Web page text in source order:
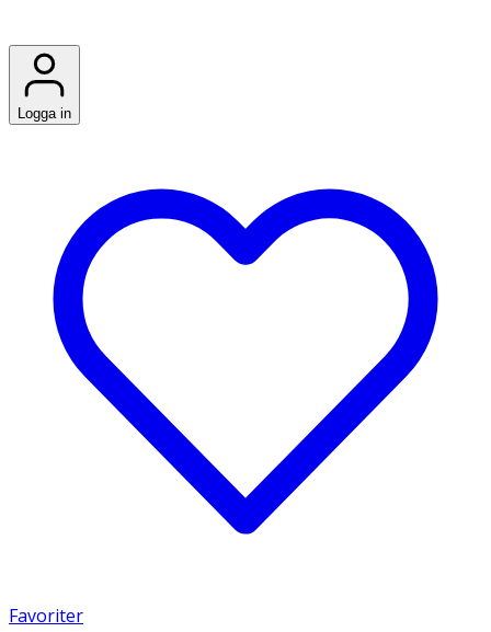
Logga in
Favoriter